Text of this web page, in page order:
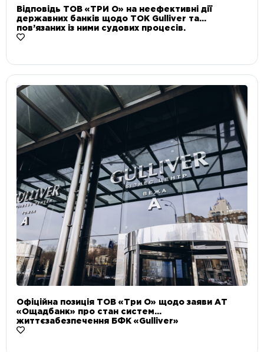
Відповідь ТОВ «ТРИ О» на неефективні дії
державних банків щодо ТОК Gulliver та
пов’язаних із ними судових процесів.
Офіційна позиція ТОВ «Три О» щодо заяви АТ
«Ощадбанк» про стан систем
життєзабезпечення БФК «Gulliver»